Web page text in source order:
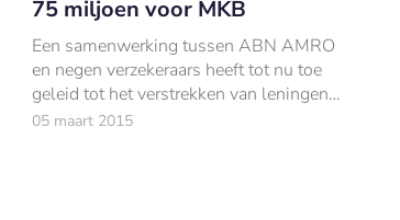
75 miljoen voor MKB
Een samenwerking tussen ABN AMRO
en negen verzekeraars heeft tot nu toe
geleid tot het verstrekken van leningen
aan het MKB van in totaal €75 miljoen.
05 maart 2015